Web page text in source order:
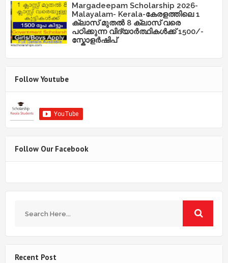
Margadeepam Scholarship 2026-
Malayalam- Kerala-കേരളത്തിലെ 1
ക്ലാസ് മുതൽ 8 ക്ലാസ് വരെ
പഠിക്കുന്ന വിദ്യാർത്ഥികൾക്ക് 1500/-
സ്കോളർഷിപ്
Follow Youtube
Follow Our Facebook
Recent Post